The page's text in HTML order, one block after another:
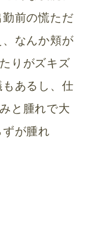
前の慌ただ
なんか頬が
りがズキズ
あるし、仕
と腫れで大
が腫れ